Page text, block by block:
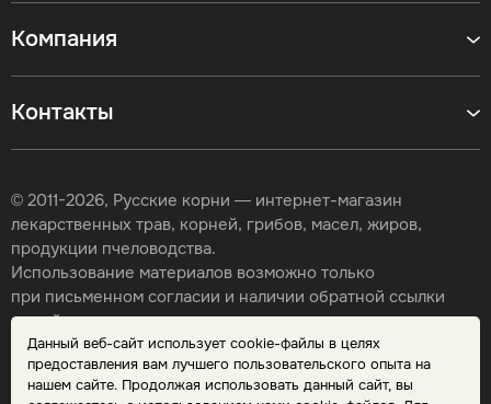
Данный веб-сайт использует cookie-файлы в целях
предоставления вам лучшего пользовательского опыта на
нашем сайте. Продолжая использовать данный сайт, вы
Контакты
Компания
© 2011-2026, Русские корни — интернет-магазин
лекарственных трав, корней, грибов, масел, жиров,
продукции пчеловодства.
Использование материалов возможно только
при письменном согласии и наличии обратной ссылки
на сайт.
Карта сайта
Политика конфиденциальности
Публичная оферта